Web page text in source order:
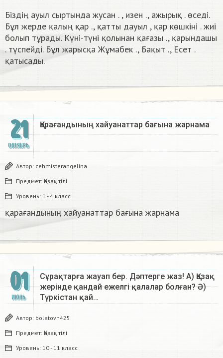
Біздің ауыл сыртында жусан . , изен ., ажырық . өседі.
Бұл жерде қалың қар ., қатты дауыл , қар көшкіні . жиі
болып тұрады. Күні-түні қолынан қағазы ., қарындашы
. түспейді. Бұл жарысқа Жұмабек ., Бақыт ., Есет .
қатысады.
21
ОКТЯБРЬ
Қарағандының хайуанаттар бағына жарнама​
Автор: cehmisterangelina
Предмет: Қазақ тiлi
Уровень: 1 - 4 класс
қарағандының хайуанаттар бағына жарнама​
01
ИЮНЬ
Сұрақтарға жауап бер. Дәптерге жаз! А) Қазақ
жерінде қандай ежелгі қалалар болған? Ә)
Түркістан қай…
Автор: bolatovn425
Предмет: Қазақ тiлi
Уровень: 10 - 11 класс